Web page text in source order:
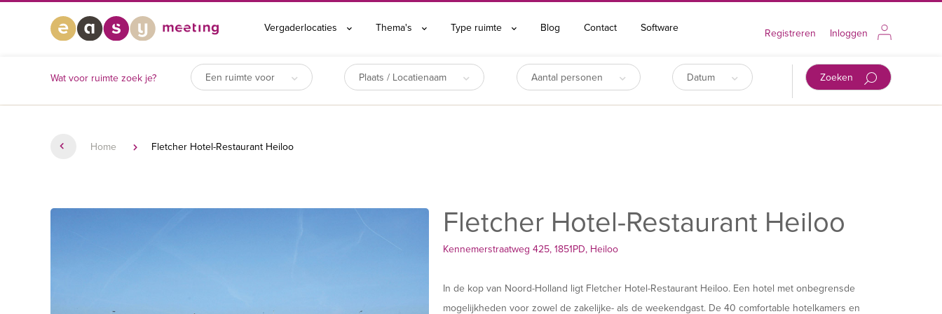
Vergaderlocaties Thema's Type ruimte Blog Contact Software Registreren Inloggen
Wat voor ruimte zoek je? Een ruimte voor Plaats / Locatienaam Aantal personen Datum Zoeken
Home Fletcher Hotel-Restaurant Heiloo
Fletcher Hotel-Restaurant Heiloo
Kennemerstraatweg 425, 1851PD, Heiloo
In de kop van Noord-Holland ligt Fletcher Hotel-Restaurant Heiloo. Een hotel met onbegrensde
mogelijkheden voor zowel de zakelijke- als de weekendgast. De 40 comfortable hotelkamers en